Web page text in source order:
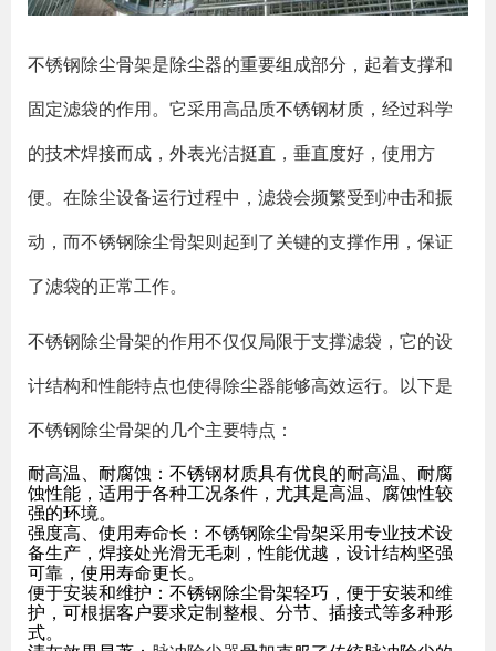
不锈钢除尘骨架是除尘器的重要组成部分，起着支撑和
固定滤袋的作用。它采用高品质不锈钢材质，经过科学
的技术焊接而成，外表光洁挺直，垂直度好，使用方
便。在除尘设备运行过程中，滤袋会频繁受到冲击和振
动，而不锈钢除尘骨架则起到了关键的支撑作用，保证
了滤袋的正常工作。
不锈钢除尘骨架的作用不仅仅局限于支撑滤袋，它的设
计结构和性能特点也使得除尘器能够高效运行。以下是
不锈钢除尘骨架的几个主要特点：
耐高温、耐腐蚀：不锈钢材质具有优良的耐高温、耐腐
蚀性能，适用于各种工况条件，尤其是高温、腐蚀性较
强的环境。
强度高、使用寿命长：不锈钢除尘骨架采用专业技术设
备生产，焊接处光滑无毛刺，性能优越，设计结构坚强
可靠，使用寿命更长。
便于安装和维护：不锈钢除尘骨架轻巧，便于安装和维
护，可根据客户要求定制整根、分节、插接式等多种形
式。